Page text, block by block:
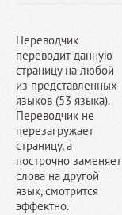
Переводчик
переводит данную
страницу на любой
из представленных
языков (53 языка).
Переводчик не
перезагружает
страницу, а
построчно заменяет
слова на другой
язык, смотрится
эффектно.